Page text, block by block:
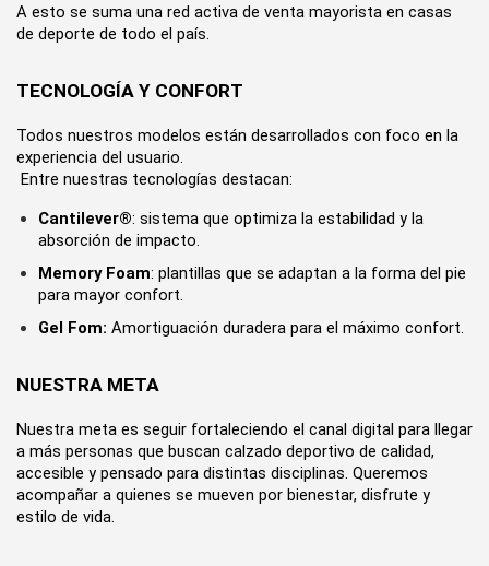
A esto se suma una red activa de venta mayorista en casas
de deporte de todo el país.
TECNOLOGÍA Y CONFORT
Todos nuestros modelos están desarrollados con foco en la
experiencia del usuario.
Entre nuestras tecnologías destacan:
Cantilever®: sistema que optimiza la estabilidad y la
absorción de impacto.
Memory Foam: plantillas que se adaptan a la forma del pie
para mayor confort.
Gel Fom: Amortiguación duradera para el máximo confort.
NUESTRA META
Nuestra meta es seguir fortaleciendo el canal digital para llegar
a más personas que buscan calzado deportivo de calidad,
accesible y pensado para distintas disciplinas. Queremos
acompañar a quienes se mueven por bienestar, disfrute y
estilo de vida.